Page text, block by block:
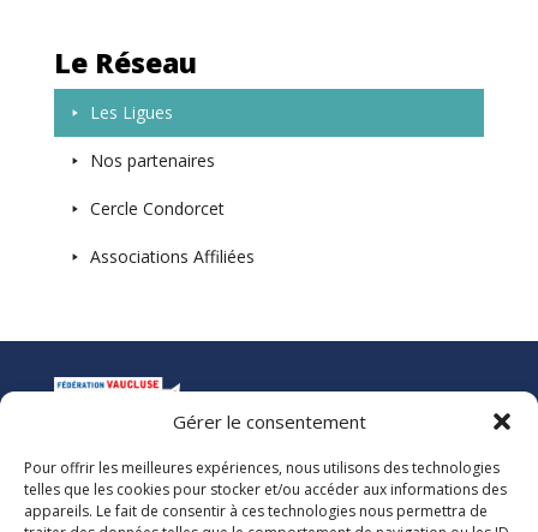
Gérer le consentement
Pour offrir les meilleures expériences, nous utilisons des technologies
telles que les cookies pour stocker et/ou accéder aux informations des
appareils. Le fait de consentir à ces technologies nous permettra de
Le Réseau
Les Ligues
Nos partenaires
Cercle Condorcet
Associations Affiliées
La Ligue de l’Enseignement
Fédération des Œuvres Laïques de Vaucluse